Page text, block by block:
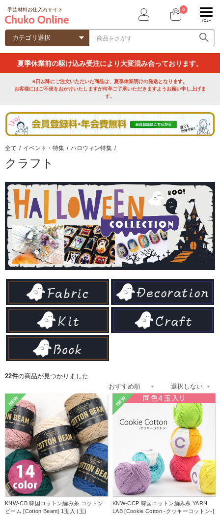
手芸材料お仕入れサイト 0
ﾒﾆｭｰ
夏季休業前の駆け込み受注により大変混み合っております。
6日以降にご注文いただいた商品は、夏季休業明けの発送となります。
お客様にはご不便をおかけいたしますが何卒ご了承いただきますようお願い申し上げま
す。
全て / イベント・特集 / ハロウィン特集 /
クラフト
22件の商品が見つかりました
NEW
KNW-CB 韓国コットン編み糸 コットン
ビーム [Cotton Beam] 1玉入 (玉)
NEW
KNW-CCP 韓国コットン編み糸 YARN
LAB [Cookie Cotton -クッキーコットン-]